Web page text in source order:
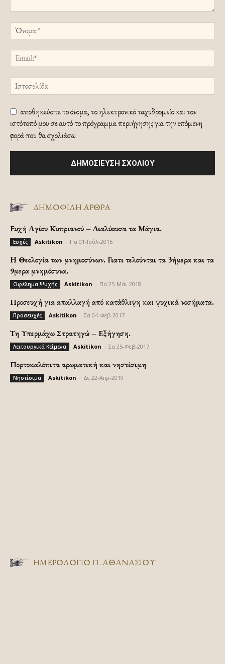
αποθηκεύστε το όνομα, το ηλεκτρονικό ταχυδρομείο και τον
ιστότοπό μου σε αυτό το πρόγραμμα περιήγησης για την επόμενη
φορά που θα σχολιάσω.
ΔΗΜΟΦΙΛΗ ΑΡΘΡΑ
Ευχή Αγίου Κυπριανού – Διαλύουσα τα Μάγια.
Ευχές Askitikon Πα 01-Ιούλ-2016
H Θεολογία των μνημοσύνων. Γιατι τελούνται τα 3ήμερα και τα
9μερα μνημόσυνα.
Ωφέλημα Ψυχής Askitikon Πα 25-Μάι-2018
Προσευχή για απαλλαγή από κατάθλιψη και ψυχικά νοσήματα.
Προσευχές Askitikon Σα 04-Φεβ-2017
Τη Υπερμάχω Στρατηγώ – Εξήγηση.
Λειτουργικά Κείμενα Askitikon Σα 25-Φεβ-2017
Πορτοκαλόπιτα αρωματική και νηστίσιμη
Νηστίσιμα Askitikon Δε 22-Απρ-2019
ΗΜΕΡΟΛΟΓΙΟ Π. ΑΘΑΝΑΣΙΟΥ